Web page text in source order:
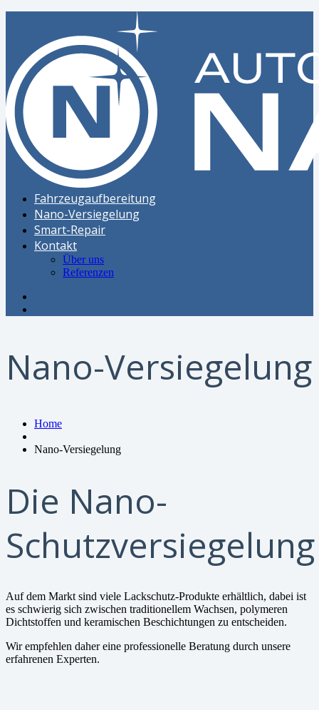
Fahrzeugaufbereitung
Nano-Versiegelung
Smart-Repair
Kontakt
Über uns
Referenzen
Nano-Versiegelung
Home
Nano-Versiegelung
Die Nano-
Schutzversiegelung
Auf dem Markt sind viele Lackschutz-Produkte erhältlich, dabei ist
es schwierig sich zwischen traditionellem Wachsen, polymeren
Dichtstoffen und keramischen Beschichtungen zu entscheiden.
Wir empfehlen daher eine professionelle Beratung durch unsere
erfahrenen Experten.